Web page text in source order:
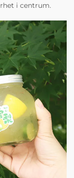
i centrum.